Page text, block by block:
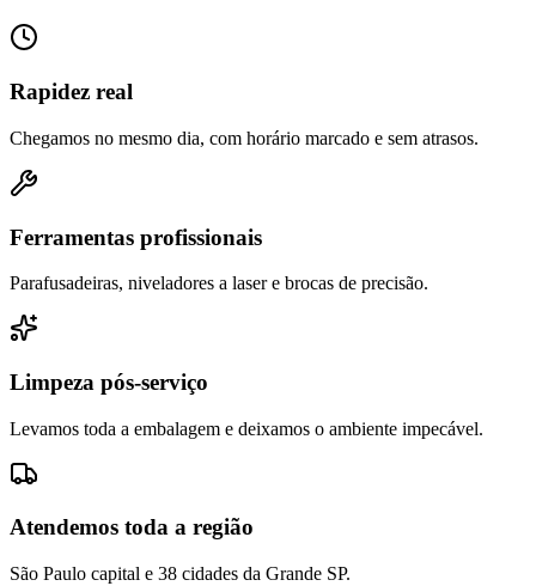
Rapidez real
Chegamos no mesmo dia, com horário marcado e sem atrasos.
Ferramentas profissionais
Parafusadeiras, niveladores a laser e brocas de precisão.
Limpeza pós-serviço
Levamos toda a embalagem e deixamos o ambiente impecável.
Atendemos toda a região
São Paulo capital e 38 cidades da Grande SP.